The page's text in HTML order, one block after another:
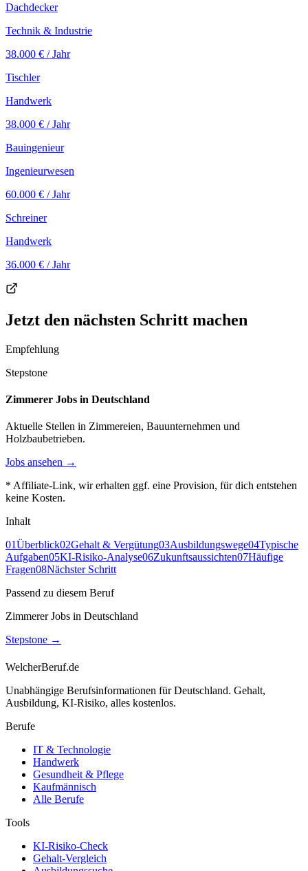
Dachdecker
Technik & Industrie
38.000 € / Jahr
Tischler
Handwerk
38.000 € / Jahr
Bauingenieur
Ingenieurwesen
60.000 € / Jahr
Schreiner
Handwerk
36.000 € / Jahr
Jetzt den nächsten Schritt machen
Empfehlung
Stepstone
Zimmerer Jobs in Deutschland
Aktuelle Stellen in Zimmereien, Bauunternehmen und
Holzbaubetrieben.
Jobs ansehen →
* Affiliate-Link, wir erhalten ggf. eine Provision, für dich entstehen
keine Kosten.
Inhalt
01Überblick02Gehalt & Vergütung03Ausbildungswege04Typische
Aufgaben05KI-Risiko-Analyse06Zukunftsaussichten07Häufige
Fragen08Nächster Schritt
Passend zu diesem Beruf
Zimmerer Jobs in Deutschland
Stepstone →
WelcherBeruf.de
Unabhängige Berufsinformationen für Deutschland. Gehalt,
Ausbildung, KI-Risiko, alles kostenlos.
Berufe
IT & Technologie
Handwerk
Gesundheit & Pflege
Kaufmännisch
Alle Berufe
Tools
KI-Risiko-Check
Gehalt-Vergleich